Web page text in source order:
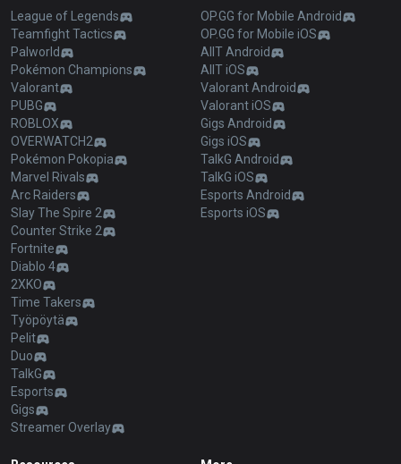
League of Legends
Teamfight Tactics
Palworld
Pokémon Champions
Valorant
PUBG
ROBLOX
OVERWATCH2
Pokémon Pokopia
Marvel Rivals
Arc Raiders
Slay The Spire 2
Counter Strike 2
Fortnite
Diablo 4
2XKO
Time Takers
Työpöytä
Pelit
Duo
TalkG
Esports
Gigs
Streamer Overlay
OP.GG for Mobile Android
OP.GG for Mobile iOS
AllT Android
AllT iOS
Valorant Android
Valorant iOS
Gigs Android
Gigs iOS
TalkG Android
TalkG iOS
Esports Android
Esports iOS